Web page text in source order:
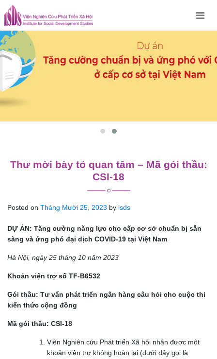
Skip
to
content
Thư mời bày tỏ quan tâm – Mã gói thầu:
CSI-18
Posted on Tháng Mười 25, 2023 by isds
DỰ ÁN: Tăng cường năng lực cho cấp cơ sở chuẩn bị sẵn
sàng và ứng phó đại dịch COVID-19 tại Việt Nam
Hà Nội, ngày 25 tháng 10 năm 2023
Khoản viện trợ số TF-B6532
Gói thầu: Tư vấn phát triển ngân hàng câu hỏi cho cuộc thi
kiến thức cộng đồng
Mã gói thầu: CSI-18
Viện Nghiên cứu Phát triển Xã hội nhận được một
khoản viện trợ không hoàn lại (dưới đây gọi là